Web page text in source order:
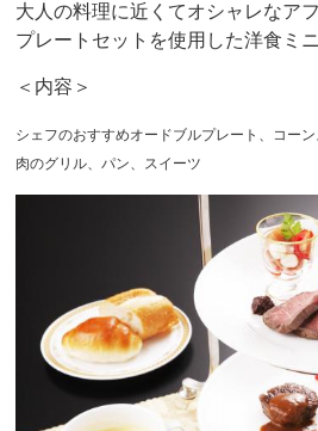
大人の料理に近くてオシャレなア
プレートセットを使用した洋食ミ
＜内容＞
シェフのおすすめオードブルプレート、コー
肉のグリル、パン、スイーツ